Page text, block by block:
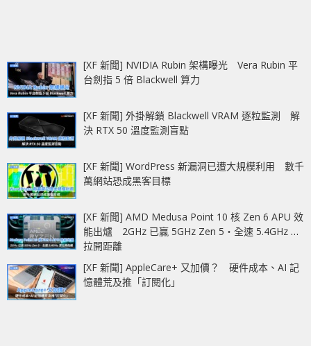
[XF 新聞] NVIDIA Rubin 架構曝光 Vera Rubin 平
台劍指 5 倍 Blackwell 算力
[XF 新聞] 外掛解鎖 Blackwell VRAM 逐粒監測 解
決 RTX 50 溫度監測盲點
[XF 新聞] WordPress 新漏洞已遭大規模利用 數千
萬網站恐成黑客目標
[XF 新聞] AMD Medusa Point 10 核 Zen 6 APU 效
能出爐 2GHz 已贏 5GHz Zen 5‧全速 5.4GHz 更
拉開距離
[XF 新聞] AppleCare+ 又加價？ 硬件成本、AI 記
憶體荒及推「訂閱化」